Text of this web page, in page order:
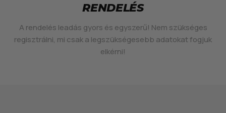
RENDELÉS
A rendelés leadás gyors és egyszerű! Nem szükséges
regisztrálni, mi csak a legszükségesebb adatokat fogjuk
elkérni!